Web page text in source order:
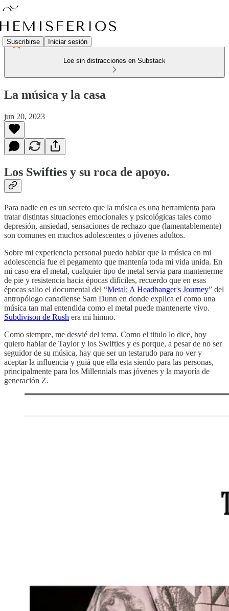
Suscribirse Iniciar sesión
Lee sin distracciones en Substack
La música y la casa
jun 20, 2023
Los Swifties y su roca de apoyo.
Para nadie en es un secreto que la música es una herramienta para
tratar distintas situaciones emocionales y psicológicas tales como
depresión, ansiedad, sensaciones de rechazo que (lamentablemente)
son comunes en muchos adolescentes o jóvenes adultos.
Sobre mi experiencia personal puedo hablar que la música en mi
adolescencia fue el pegamento que mantenía toda mi vida unida. En
mi caso era el metal, cualquier tipo de metal servia para mantenerme
de pie y resistencia hacia épocas difíciles, recuerdo que en esas
épocas salio el documental del “Metal: A Headbanger's Journey” del
antropólogo canadiense Sam Dunn en donde explica el como una
música tan mal entendida como el metal puede mantenerte vivo.
Subdivison de Rush era mi himno.
Como siempre, me desvié del tema. Como el titulo lo dice, hoy
quiero hablar de Taylor y los Swifties y es porque, a pesar de no ser
seguidor de su música, hay que ser un testarudo para no ver y
aceptar la influencia y guiá que ella esta siendo para las personas,
principalmente para los Millennials mas jóvenes y la mayoría de
generación Z.